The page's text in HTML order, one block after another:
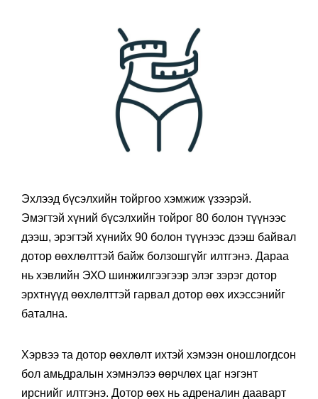
Эхлээд бүсэлхийн тойргоо хэмжиж үзээрэй.
Эмэгтэй хүний бүсэлхийн тойрог 80 болон түүнээс
дээш, эрэгтэй хүнийх 90 болон түүнээс дээш байвал
дотор өөхлөлттэй байж болзошгүйг илтгэнэ. Дараа
нь хэвлийн ЭХО шинжилгээгээр элэг зэрэг дотор
эрхтнүүд өөхлөлттэй гарвал дотор өөх ихэссэнийг
батална.
Хэрвээ та дотор өөхлөлт ихтэй хэмээн оношлогдсон
бол амьдралын хэмнэлээ өөрчлөх цаг нэгэнт
ирснийг илтгэнэ. Дотор өөх нь адреналин дааварт